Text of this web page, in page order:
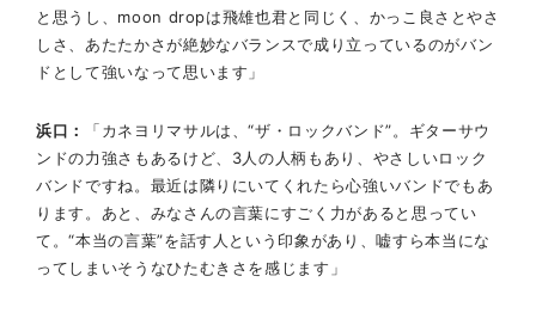
と思うし、moon dropは飛雄也君と同じく、かっこ良さとやさ
しさ、あたたかさが絶妙なバランスで成り立っているのがバン
ドとして強いなって思います」
浜口
「カネヨリマサルは、“ザ・ロックバンド”。ギターサウ
ンドの力強さもあるけど、3人の人柄もあり、やさしいロック
バンドですね。最近は隣りにいてくれたら心強いバンドでもあ
ります。あと、みなさんの言葉にすごく力があると思ってい
て。“本当の言葉”を話す人という印象があり、嘘すら本当にな
ってしまいそうなひたむきさを感じます」